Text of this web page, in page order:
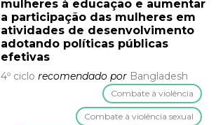
mulheres à educação e aumentar
a participação das mulheres em
atividades de desenvolvimento
adotando políticas públicas
efetivas
4º ciclo recomendado por Bangladesh
Combate à violência
Combate à violência sexual